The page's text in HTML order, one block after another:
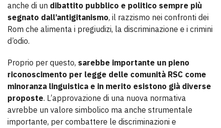
anche di un dibattito pubblico e politico sempre più
segnato dall’antigitanismo, il razzismo nei confronti dei
Rom che alimenta i pregiudizi, la discriminazione e i crimini
d’odio.
Proprio per questo, sarebbe importante un pieno
riconoscimento per legge delle comunità RSC come
minoranza linguistica e in merito esistono già diverse
proposte. L’approvazione di una nuova normativa
avrebbe un valore simbolico ma anche strumentale
importante, per combattere le discriminazioni e